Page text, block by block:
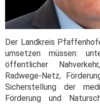
Der Landkreis
umsetzen müssen:
öffentlicher
Radwege-Netz,
Sicherstellung der
Förderung und